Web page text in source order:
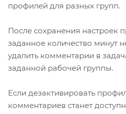
профилей для разных групп.
После сохранения настроек
заданное количество минут
удалить комментарии в
заданной рабочей группы.
Если дезактивировать
комментариев станет